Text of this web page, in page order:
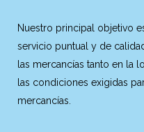
Nuestro principal objetivo
servicio puntual y de
las mercancías tanto en la
las condiciones exigidas
mercancías.